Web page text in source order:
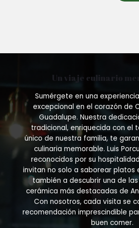
Un viaje culinario
Sumérgete en una
excepcional en el corazón de
Guadalupe. Nuestra
tradicional, enriquecida con el
único de nuestra familia, te
culinaria memorable. Luis
reconocidos por su
invitan no solo a saborear platos
también a descubrir una de
cerámica más destacadas de
Con nosotros, cada visita se
recomendación imprescindible
buen comer.